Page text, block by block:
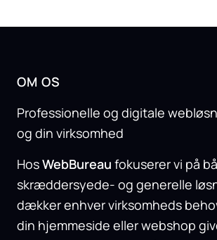
OM OS
Professionelle og digitale
og din virksomhed
HosWebBureau fokuserer vi på
skræddersyede- og generelle
dækker enhver virksomheds
din hjemmeside eller webshop